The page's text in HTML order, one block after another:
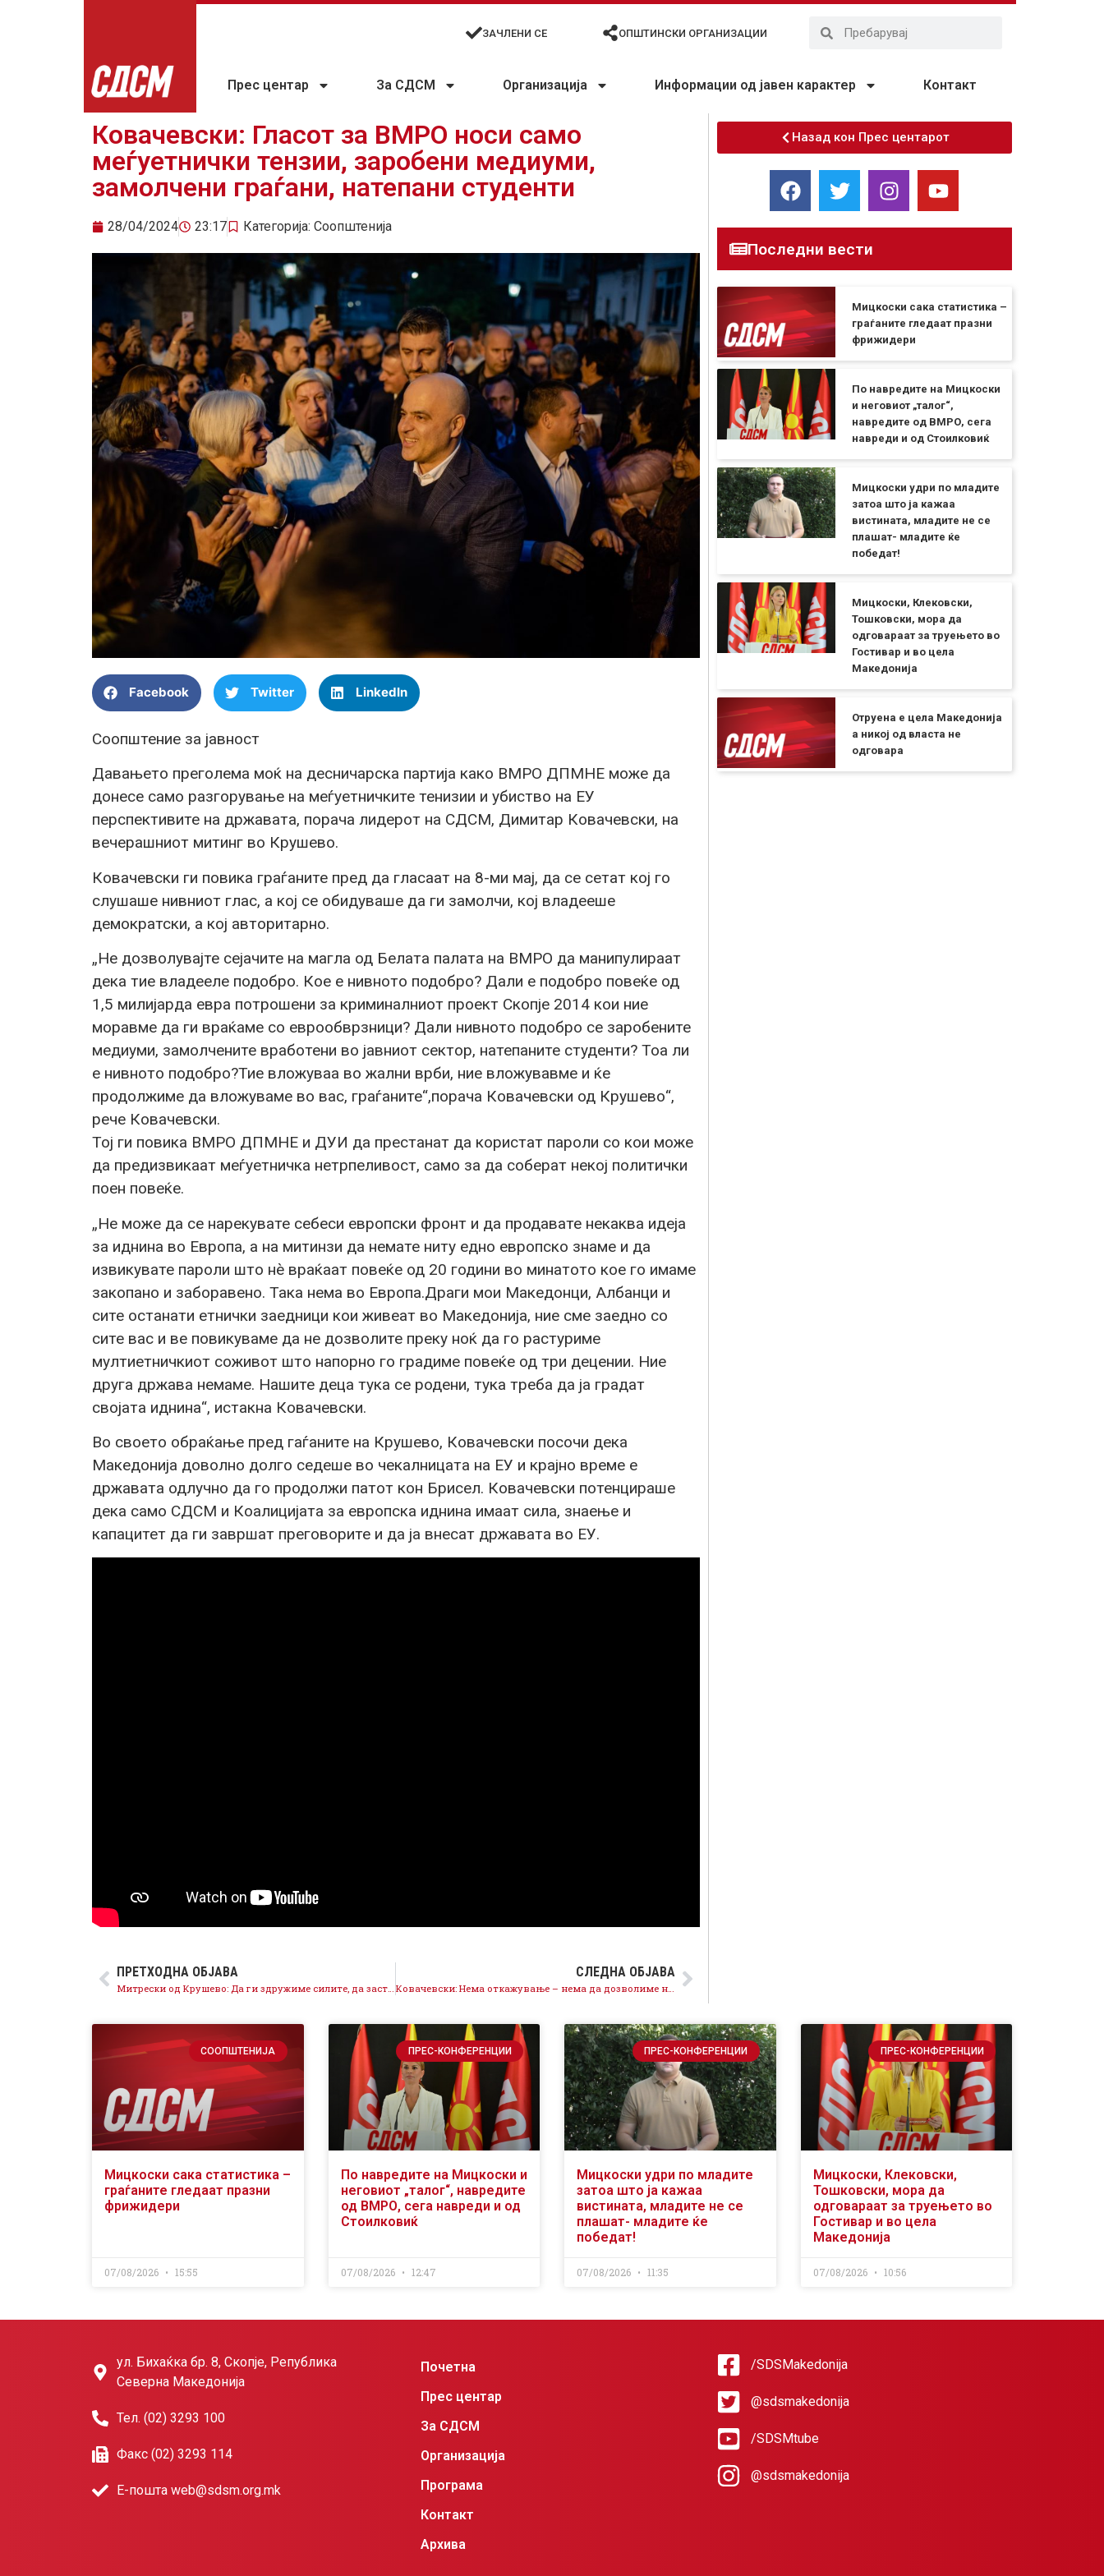
ЗАЧЛЕНИ СЕ ОПШТИНСКИ ОРГАНИЗАЦИИ
Прес центар За СДСМ Организација Информации од јавен карактер Контакт
Ковачевски: Гласот за ВМРО носи само
меѓуетнички тензии, заробени медиуми,
замолчени граѓани, натепани студенти
28/04/2024 23:17 Категорија: Соопштенија
Facebook Twitter LinkedIn
Соопштение за јавност
Давањето преголема моќ на десничарска партија како ВМРО ДПМНЕ може да
донесе само разгорување на меѓуетничките тенизии и убиство на ЕУ
перспективите на државата, порача лидерот на СДСМ, Димитар Ковачевски, на
вечерашниот митинг во Крушево.
Ковачевски ги повика граѓаните пред да гласаат на 8-ми мај, да се сетат кој го
слушаше нивниот глас, а кој се обидуваше да ги замолчи, кој владееше
демократски, а кој авторитарно.
„Не дозволувајте сејачите на магла од Белата палата на ВМРО да манипулираат
дека тие владееле подобро. Кое е нивното подобро? Дали е подобро повеќе од
1,5 милијарда евра потрошени за криминалниот проект Скопје 2014 кои ние
моравме да ги враќаме со еврообврзници? Дали нивното подобро се заробените
медиуми, замолчените вработени во јавниот сектор, натепаните студенти? Тоа ли
е нивното подобро?Тие вложуваа во жални врби, ние вложувавме и ќе
продолжиме да вложуваме во вас, граѓаните“,порача Ковачевски од Крушево“,
рече Ковачевски.
Тој ги повика ВМРО ДПМНЕ и ДУИ да престанат да користат пароли со кои може
да предизвикаат меѓуетничка нетрпеливост, само за да соберат некој политички
поен повеќе.
„Не може да се нарекувате себеси европски фронт и да продавате некаква идеја
за иднина во Европа, а на митинзи да немате ниту едно европско знаме и да
извикувате пароли што нè враќаат повеќе од 20 години во минатото кое го имаме
закопано и заборавено. Така нема во Европа.Драги мои Македонци, Албанци и
сите останати етнички заедници кои живеат во Македонија, ние сме заедно со
сите вас и ве повикуваме да не дозволите преку ноќ да го растуриме
мултиетничкиот соживот што напорно го градиме повеќе од три децении. Ние
друга држава немаме. Нашите деца тука се родени, тука треба да ја градат
својата иднина“, истакна Ковачевски.
Во своето обраќање пред гаѓаните на Крушево, Ковачевски посочи дека
Македонија доволно долго седеше во чекалницата на ЕУ и крајно време е
државата одлучно да го продолжи патот кон Брисел. Ковачевски потенцираше
дека само СДСМ и Коалицијата за европска иднина имаат сила, знаење и
капацитет да ги завршат преговорите и да ја внесат државата во ЕУ.
ПРЕТХОДНА ОБЈАВА СЛЕДНА ОБЈАВА
Назад кон Прес центарот
Последни вести
Мицкоски сака статистика –
граѓаните гледаат празни
фрижидери
По навредите на Мицкоски
и неговиот „талог“,
навредите од ВМРО, сега
навреди и од Стоилковиќ
Мицкоски удри по младите
затоа што ја кажаа
вистината, младите не се
плашат- младите ќе
победат!
Мицкоски, Клековски,
Тошковски, мора да
одговараат за труењето во
Гостивар и во цела
Македонија
Отруена е цела Македонија
а никој од власта не
одговара
СООПШТЕНИЈА
Мицкоски сака статистика –
граѓаните гледаат празни
фрижидери
07/08/2026 15:55
ПРЕС-КОНФЕРЕНЦИИ
По навредите на Мицкоски и
неговиот „талог“, навредите
од ВМРО, сега навреди и од
Стоилковиќ
07/08/2026 12:47
ПРЕС-КОНФЕРЕНЦИИ
Мицкоски удри по младите
затоа што ја кажаа
вистината, младите не се
плашат- младите ќе
победат!
07/08/2026 11:35
ПРЕС-КОНФЕРЕНЦИИ
Мицкоски, Клековски,
Тошковски, мора да
одговараат за труењето во
Гостивар и во цела
Македонија
07/08/2026 10:56
ул. Бихаќка бр. 8, Скопје, Република
Северна Македонија
Тел. (02) 3293 100
Факс (02) 3293 114
Е-пошта web@sdsm.org.mk
Почетна
Прес центар
За СДСМ
Организација
Програма
Контакт
Архива
/SDSMakedonija
@sdsmakedonija
/SDSMtube
@sdsmakedonija